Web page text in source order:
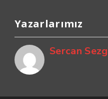
Yazarlarımız
Sercan